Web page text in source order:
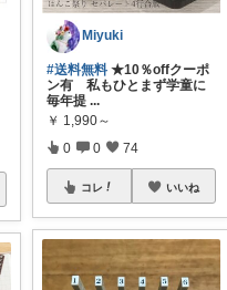
Miyuki
#送料無料 ★10％offクーポ
ン有 私もひとまず学童に
毎年提 ...
￥ 1,990～
0 0 74
コレ いいね